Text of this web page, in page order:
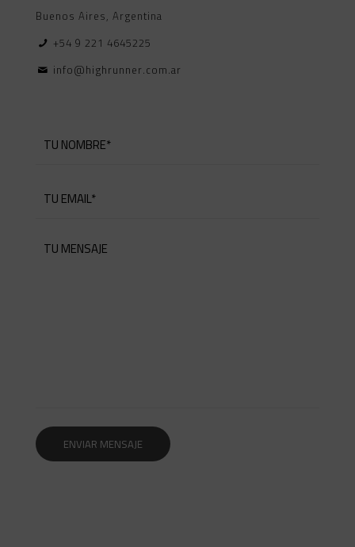
Buenos Aires, Argentina
+54 9 221 4645225
info@highrunner.com.ar